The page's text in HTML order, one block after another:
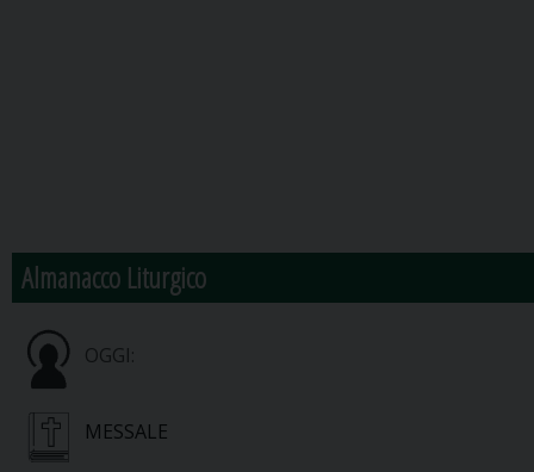
Almanacco Liturgico
OGGI:
MESSALE